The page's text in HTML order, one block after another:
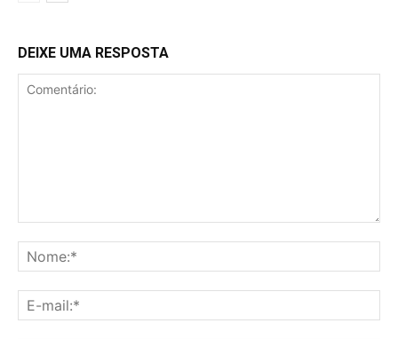
DEIXE UMA RESPOSTA